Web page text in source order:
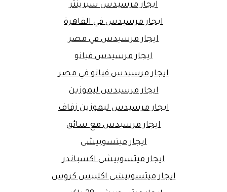
ايجار مرسيدس سبرينتر
ايجار مرسيدس في القاهرة
ايجار مرسيدس في مصر
ايجار مرسيدس فيانو
ايجار مرسيدس فيانو في مصر
ايجار مرسيدس ليموزين
ايجار مرسيدس ليموزين زفاف
ايجار مرسيدس مع سائق
ايجار ميتسوبيشى
ايجار ميتسوبيشى اكسباندر
ايجار ميتسوبيشى اكليبس كروس